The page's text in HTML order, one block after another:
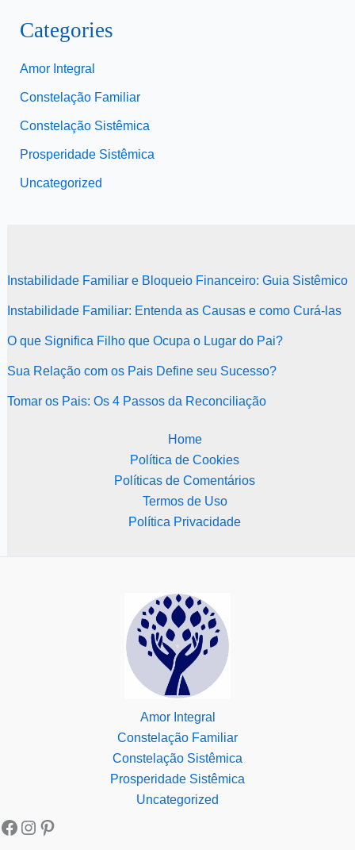
Categories
Amor Integral
Constelação Familiar
Constelação Sistêmica
Prosperidade Sistêmica
Uncategorized
Instabilidade Familiar e Bloqueio Financeiro: Guia Sistêmico
Instabilidade Familiar: Entenda as Causas e como Curá-las
O que Significa Filho que Ocupa o Lugar do Pai?
Sua Relação com os Pais Define seu Sucesso?
Tomar os Pais: Os 4 Passos da Reconciliação
Home
Política de Cookies
Políticas de Comentários
Termos de Uso
Política Privacidade
Amor Integral
Constelação Familiar
Constelação Sistêmica
Prosperidade Sistêmica
Uncategorized